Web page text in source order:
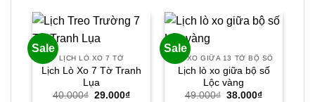
Sale
LỊCH LÒ XO 7 TỜ
Lịch Lò Xo 7 Tờ Tranh
Lụa
40.000₫ Giá
29.000₫Giá
Sale
LÒ XO GIỮA 13 TỜ BỘ SỐ
Lịch lò xo giữa bộ số
Lộc vàng
49.000₫ Giá
38.000₫Giá